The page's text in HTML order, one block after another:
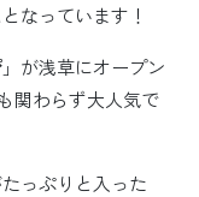
なっています！
」が浅草にオープン
関わらず大人気で
っぷりと入った